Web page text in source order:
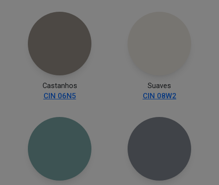
Castanhos
CIN 06N5
Suaves
CIN 08W2